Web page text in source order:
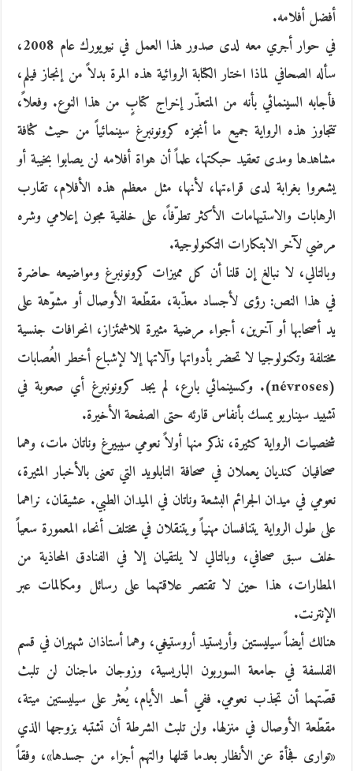
أفضل أفلامه.
في حوار أجري معه لدى صدور هذا العمل في نيويورك عام 2008،
سأله الصحافي لماذا اختار الكتابة الروائية هذه المرة بدلاً من إنجاز فيلم،
فأجابه السينمائي بأنه من المتعذّر إخراج كتابٍ من هذا النوع. وفعلاً،
تتجاوز هذه الرواية جميع ما أنجزه كرونونبرغ سينمائياً من حيث كثافة
مشاهدها ومدى تعقيد حبكتها، علماً أن هواة أفلامه لن يصابوا بخيبة أو
يشعروا بغرابة لدى قراءتها، لأنها، مثل معظم هذه الأفلام، تقارب
الرهابات والاستيهامات الأكثر تطرّفاً، على خلفية مجون إعلامي وشره
مرضي لآخر الابتكارات التكنولوجية.
وبالتالي، لا نبالغ إن قلنا أن كل مميزات كرونونبرغ ومواضيعه حاضرة
في هذا النص: رؤى لأجساد معذّبة، مقطّعة الأوصال أو مشوّهة على
يد أصحابها أو آخرين، أجواء مرضية مثيرة للاشمئزاز، انحرافات جنسية
مختلفة وتكنولوجيا لا تحضر بأدواتها وآلاتها إلا لإشباع أخطر العُصابات
(névroses). وكسينمائي بارع، لم يجد كرونونبرغ أي صعوبة في
تشييد سيناريو يمسك بأنفاس قارئه حتى الصفحة الأخيرة.
شخصيات الرواية كثيرة، نذكر منها أولاً نعومي سيبيرغ وناتان مات، وهما
صحافيان كنديان يعملان في صحافة التابلويد التي تعنى بالأخبار المثيرة،
نعومي في ميدان الجرائم البشعة وناتان في الميدان الطبي. عشيقان، نراهما
على طول الرواية يتنافسان مهنياً ويتنقلان في مختلف أنحاء المعمورة سعياً
خلف سبق صحافي، وبالتالي لا يلتقيان إلا في الفنادق المحاذية من
المطارات، هذا حين لا تقتصر علاقتهما على رسائل ومكالمات عبر
الإنترنت.
هنالك أيضاً سيليستين وأريستيد أروستيغي، وهما أستاذان شهيران في قسم
الفلسفة في جامعة السوربون الباريسية، وزوجان ماجنان لن تلبث
قصّتهما أن تجذب نعومي. ففي أحد الأيام، يُعثر على سيليستين ميتة،
مقطّعة الأوصال في منزلها. ولن تلبث الشرطة أن تشتبه بزوجها الذي
«توارى فجأة عن الأنظار بعدما قتلها والتهم أجزاء من جسدها»، وفقاً